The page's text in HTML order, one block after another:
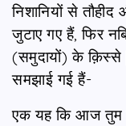
निशानियों से
जुटाए गए हैं, फिर
(समुदायों) के
समझाई गई हैं-
एक यह कि आज तुम